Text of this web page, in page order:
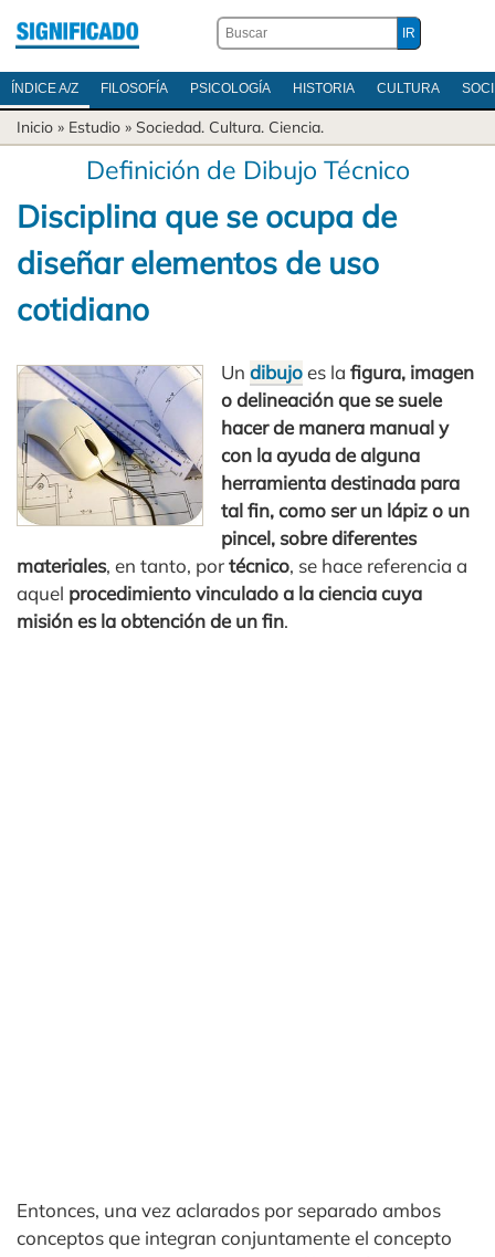
ÍNDICE A/Z FILOSOFÍA PSICOLOGÍA HISTORIA CULTURA
Inicio » Estudio » Sociedad. Cultura. Ciencia.
Definición de Dibujo Técnico
Disciplina que se ocupa de
diseñar elementos de uso
cotidiano
Undibujoes lafigura, imagen
o delineación que se suele
hacer de manera manual y
con la ayuda de alguna
herramienta destinada para
tal fin, como ser un lápiz o un
pincel, sobre diferentes
materiales, en tanto, portécnico, se hace referencia a
aquel procedimiento vinculado a la ciencia cuya
misión es la obtención de un fin.
Entonces, una vez aclarados por separado ambos
conceptos que integran conjuntamente el concepto